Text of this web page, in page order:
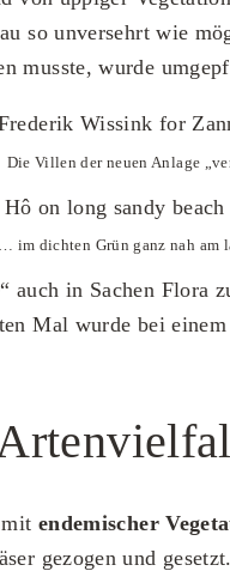
so unversehrt wie
musste, wurde
Die Villen der neuen Anlage
… im dichten Grün ganz nah am
auch in Sachen Flora
Mal wurde bei
endemischer
gezogen und